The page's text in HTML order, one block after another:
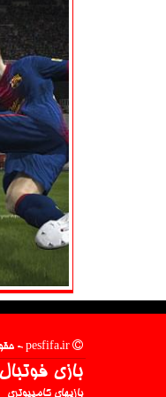
بازی فوتبال
بازیهای کامپیوتری